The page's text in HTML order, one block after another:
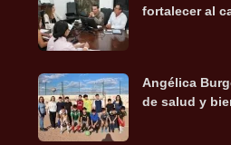
fortalecer al
Angélica
de salud y